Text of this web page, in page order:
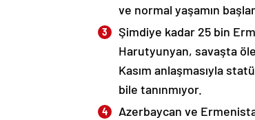
ve normal yaşamın
Şimdiye kadar 25 bin
Harutyunyan, savaşta
Kasım anlaşmasıyla
bile tanınmıyor.
Azerbaycan ve